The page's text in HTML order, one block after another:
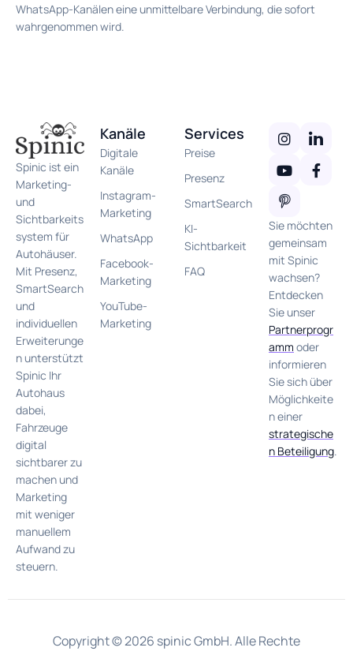
WhatsApp-Kanälen eine unmittelbare Verbindung, die sofort
wahrgenommen wird.
Spinic ist ein
Marketing-
und
Sichtbarkeits
system für
Autohäuser.
Mit Presenz,
SmartSearch
und
individuellen
Erweiterunge
n unterstützt
Spinic Ihr
Autohaus
dabei,
Fahrzeuge
digital
sichtbarer zu
machen und
Marketing
mit weniger
manuellem
Aufwand zu
steuern.
Kanäle
Digitale
Kanäle
Instagram-
Marketing
WhatsApp
Facebook-
Marketing
YouTube-
Marketing
Services
Preise
Presenz
SmartSearch
KI-
Sichtbarkeit
FAQ
Sie möchten
gemeinsam
mit Spinic
wachsen?
Entdecken
Sie unser
Partnerprogr
amm oder
informieren
Sie sich über
Möglichkeite
n einer
strategische
n Beteiligung.
Copyright © 2026 spinic GmbH. Alle Rechte